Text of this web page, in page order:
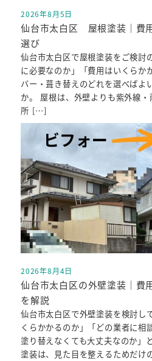
投稿日
2026年8月5日
仙台市太白区 屋根塗装｜費
選び
仙台市太白区で屋根塗装をご検討
に必要なのか」「費用はいくらか
バー・葺き替えのどれを選べばよ
か。 屋根は、外壁よりも紫外線
所 […]
投稿日
2026年8月4日
仙台市太白区の外壁塗装｜費
を解説
仙台市太白区で外壁塗装を検討し
くらかかるのか」「どの業者に相
塗り替えなくても大丈夫なのか」
塗装は、見た目を整えるためだけ